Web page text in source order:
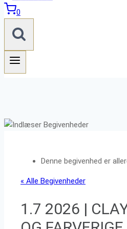
0
Denne begivenhed er
« Alle Begivenheder
1.7 2026 |